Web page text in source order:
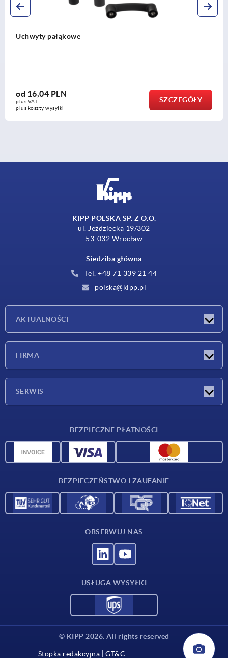
Uchwyty pałąkowe
od 16,04 PLN
plus VAT
plus koszty wysyłki
SZCZEGÓŁY
KIPP POLSKA SP. Z O.O.
ul. Jeździecka 19/302
53-032 Wrocław
Siedziba główna
Tel. +48 71 339 21 44
polska@kipp.pl
AKTUALNOŚCI
FIRMA
SERWIS
Dane CAD
BEZPIECZNE PŁATNOŚCI
BEZPIECZEŃSTWO I ZAUFANIE
OBSERWUJ NAS
USŁUGA WYSYŁKI
© KIPP 2026. All rights reserved
Stopka redakcyjna GT&C